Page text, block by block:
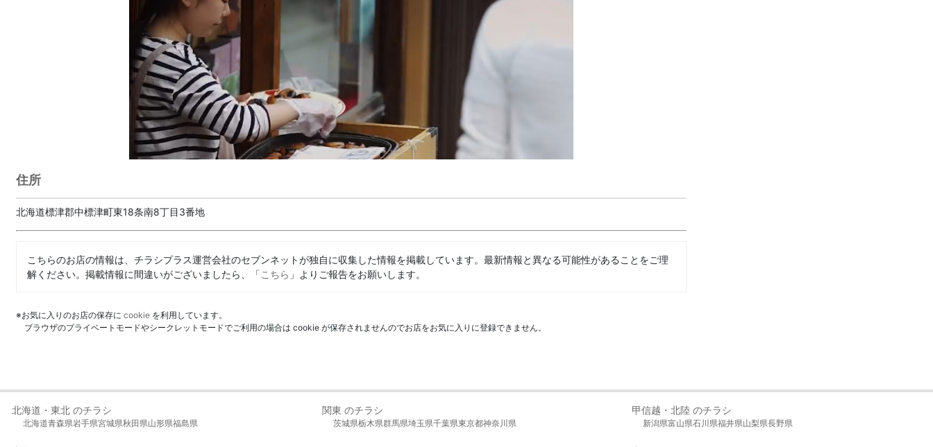
住所
北海道標津郡中標津町東18条南8丁目3番地
こちらのお店の情報は、チラシプラス運営会社のセブンネットが独自に収集した情報を掲載しています。最新情報と異なる可能性があることをご理
解ください。掲載情報に間違いがございましたら、「こちら 」よりご報告をお願いします。
※お気に入りのお店の保存に cookie を利用しています。
ブラウザのプライベートモードやシークレットモードでご利用の場合は cookie が保存されませんのでお店をお気に入りに登録できません。
北海道・東北 のチラシ
北海道青森県岩手県宮城県秋田県山形県福島県
関東 のチラシ
茨城県栃木県群馬県埼玉県千葉県東京都神奈川県
甲信越・北陸 のチラシ
新潟県富山県石川県福井県山梨県長野県